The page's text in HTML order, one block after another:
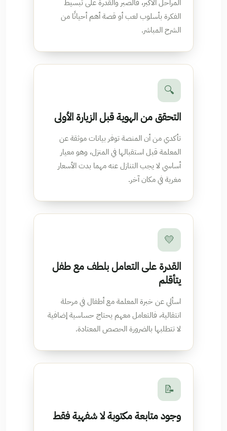
المراحل الأكبر، فالصبر والقدرة على تبسيط
الفكرة بأسلوب لعب أو قصة أهم أحيانًا من
الشرح المباشر.
🔍
التحقق من الهوية قبل الزيارة الأولى
تأكدي من أن المنصة توفر بيانات موثقة عن
المعلمة قبل استقبالها في المنزل، وهو معيار
أساسي لا يجب التنازل عنه مهما بدت الأسعار
مغرية في مكان آخر.
💛
القدرة على التعامل بلطف مع طفل
يتأقلم
اسألي عن خبرة المعلمة مع أطفال في مرحلة
انتقالية، فالتعامل معهم يحتاج حساسية إضافية
لا تتطلبها بالضرورة الحصص المعتادة.
📝
وجود متابعة مكتوبة لا شفهية فقط